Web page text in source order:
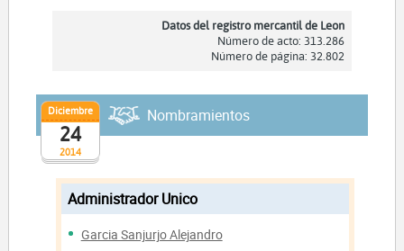
Datos del registro mercantil de Leon
Número de acto: 313.286
Número de página: 32.802
2014
Diciembre
24
Nombramientos
Administrador Unico
Garcia Sanjurjo Alejandro